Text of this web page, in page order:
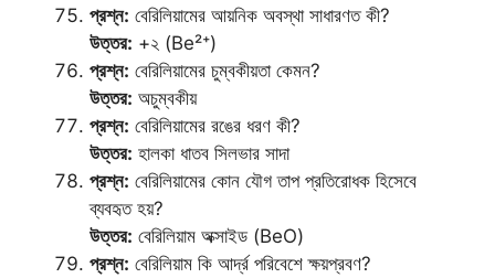
প্রশ্ন: বেরিলিয়ামের আয়নিক অবস্থা সাধারণত কী?
উত্তর: +২ (Be²⁺)
প্রশ্ন: বেরিলিয়ামের চুম্বকীয়তা কেমন?
উত্তর: অচুম্বকীয়
প্রশ্ন: বেরিলিয়ামের রঙের ধরণ কী?
উত্তর: হালকা ধাতব সিলভার সাদা
প্রশ্ন: বেরিলিয়ামের কোন যৌগ তাপ প্রতিরোধক হিসেবে
ব্যবহৃত হয়?
উত্তর: বেরিলিয়াম অক্সাইড (BeO)
প্রশ্ন: বেরিলিয়াম কি আর্দ্র পরিবেশে ক্ষয়প্রবণ?